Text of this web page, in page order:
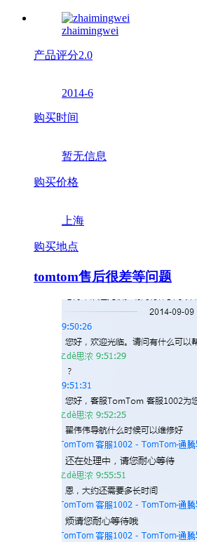
zhaimingwei
产品评分2.0
2014-6
购买时间
暂无信息
购买价格
上海
购买地点
tomtom售后很差等问题